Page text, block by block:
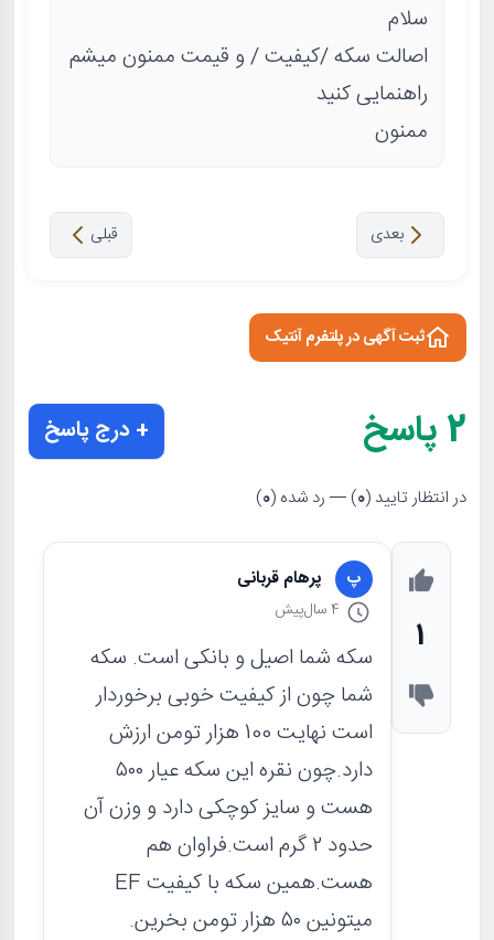
سلام
اصالت سکه /کیفیت / و قیمت ممنون میشم
راهنمایی کنید
ممنون
قبلی بعدی
ثبت آگهی در پلتفرم آنتیک
2پاسخ + درج پاسخ
در انتظار تایید (0) — رد شده (0
)
1
پ پرهام قربانی
4 سال پیش
سکه شما اصیل و بانکی است. سکه
شما چون از کیفیت خوبی برخوردار
است نهایت 100 هزار تومن ارزش
دارد.چون نقره این سکه عیار ۵۰۰
هست و سایز کوچکی دارد و وزن آن
حدود ۲ گرم است.فراوان هم
هست.همین سکه با کیفیت EF
میتونین ۵۰ هزار تومن بخرین.